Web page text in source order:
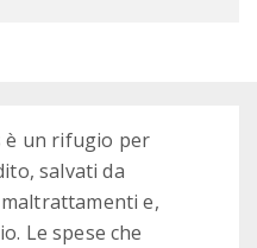
è un rifugio per
salvati da
e,
Le spese che